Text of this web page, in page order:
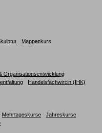
Mappenkurs
Organisationsentwicklung
Handelsfachwirt:in (IHK)
Mehrtageskurse
Jahreskurse